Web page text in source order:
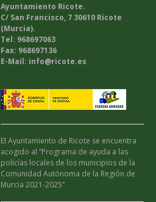
Ayuntamiento Ricote.
C/ San Francisco, 7 30610 Ricote
(Murcia).
Tel: 968697063
Fax: 968697136
E-Mail: info@ricote.es
El Ayuntamiento de Ricote se encuentra
acogido al “Programa de ayuda a las
policías locales de los municipios de la
Comunidad Autónoma de la Región de
Murcia 2021-2025”